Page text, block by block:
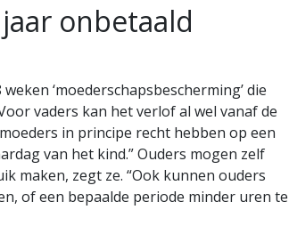
onbetaald
‘moederschapsbescherming’ die
vaders kan het verlof al wel vanaf de
in principe recht hebben op een
van het kind.” Ouders mogen zelf
maken, zegt ze. “Ook kunnen ouders
of een bepaalde periode minder uren te